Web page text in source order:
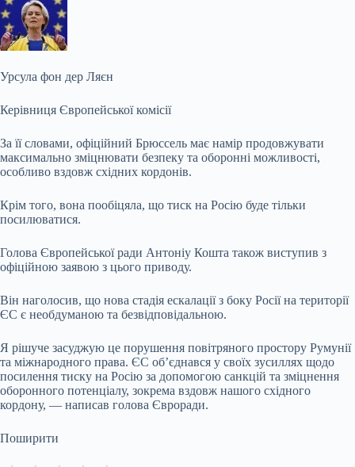
Урсула фон дер Ляєн
Керівниця Європейської комісії
За її словами, офіційний Брюссель має намір продовжувати
максимально зміцнювати безпеку та оборонні можливості,
особливо вздовж східних кордонів.
Крім того, вона пообіцяла, що тиск на Росію буде тільки
посилюватися.
Голова Європейської ради Антоніу Кошта також виступив з
офіційною заявою з цього приводу.
Він наголосив, що нова стадія ескалації з боку Росії на території
ЄС є необдуманою та безвідповідальною.
Я рішуче засуджую це порушення повітряного простору Румунії
та міжнародного права. ЄС об’єднався у своїх зусиллях щодо
посилення тиску на Росію за допомогою санкцій та зміцнення
оборонного потенціалу, зокрема вздовж нашого східного
кордону, — написав голова Євроради.
Поширити